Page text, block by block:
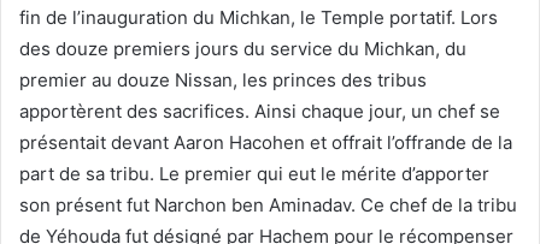
fin de l’inauguration du Michkan, le Temple portatif. Lors
des douze premiers jours du service du Michkan, du
premier au douze Nissan, les princes des tribus
apportèrent des sacrifices. Ainsi chaque jour, un chef se
présentait devant Aaron Hacohen et offrait l’offrande de la
part de sa tribu. Le premier qui eut le mérite d’apporter
son présent fut Narchon ben Aminadav. Ce chef de la tribu
de Yéhouda fut désigné par Hachem pour le récompenser